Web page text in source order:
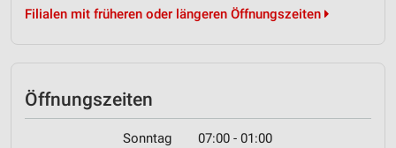
Filialen mit früheren oder längeren Öffnungszeiten
Öffnungszeiten
Sonntag 07:00 - 01:00